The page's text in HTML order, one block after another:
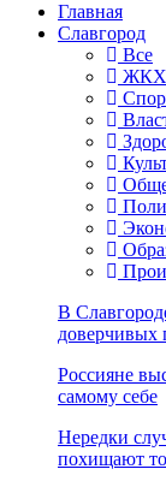
Главная
Славгород
Все
ЖКХ
В
доверчивых
Россияне
самому себе
Нередки
похищают